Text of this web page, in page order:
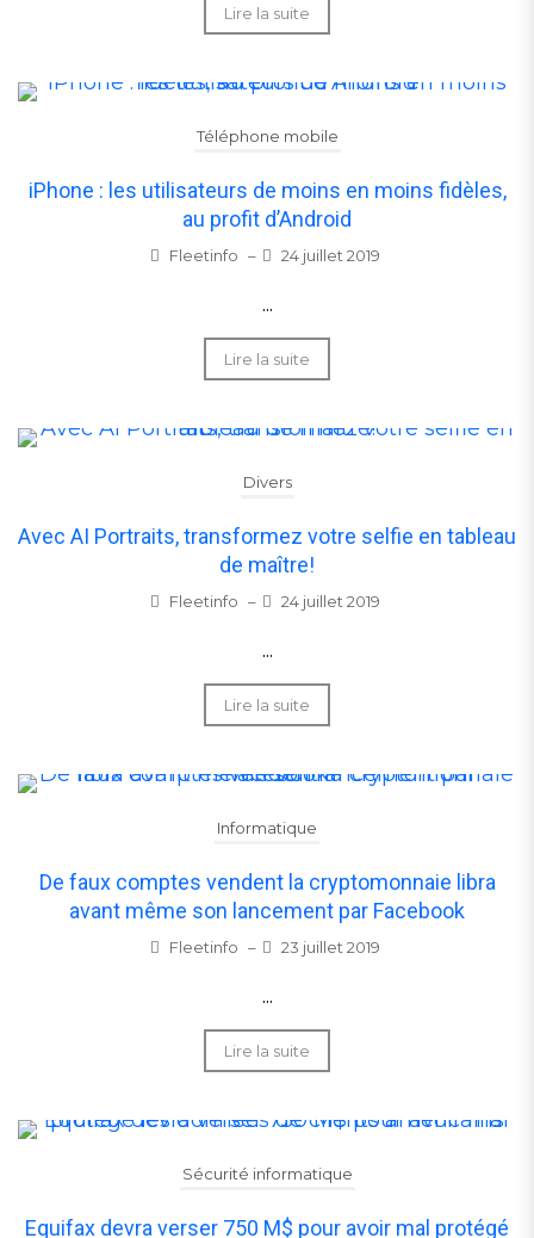
Lire la suite
Téléphone mobile
iPhone : les utilisateurs de moins en moins fidèles,
au profit d’Android
Fleetinfo – 24 juillet 2019
...
Lire la suite
Divers
Avec AI Portraits, transformez votre selfie en tableau
de maître!
Fleetinfo – 24 juillet 2019
...
Lire la suite
Informatique
De faux comptes vendent la cryptomonnaie libra
avant même son lancement par Facebook
Fleetinfo – 23 juillet 2019
...
Lire la suite
Sécurité informatique
Equifax devra verser 750 M$ pour avoir mal protégé